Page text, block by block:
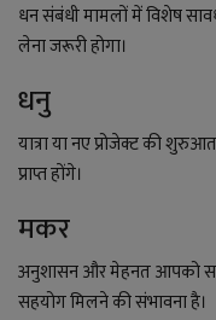
धन संबंधी मामलों में विशेष
लेना जरूरी होगा।
धनु
यात्रा या नए प्रोजेक्ट की
प्राप्त होंगे।
मकर
अनुशासन और मेहनत आपको
सहयोग मिलने की संभावना है।